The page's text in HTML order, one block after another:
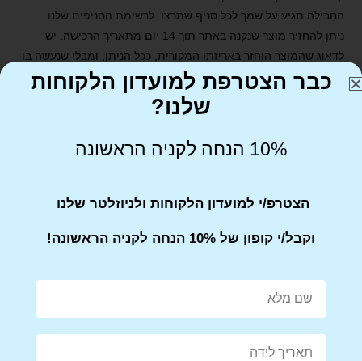
החבילה תגיע על שמך לכל סניף שתרצו.לרשימת הסניפים שלנו.
ניתן להחזיר מוצר שנקנה באתר תוך 14 יום מתאריך הרכישה. יש
לדאוג שהמוצר הוחזר באריזתו המקורית, ככל הניתן, ומבלי שנעשה בו
שימוש ו/או נגרם פגם או נזק.
Tweet This Product
Share on Facebook
Pin This Product
כבר הצטרפת למועדון הלקוחות
שלנו?
10% הנחה לקניה הראשונה
הצטרפ/י למועדון הלקוחות ולניוזלטר שלנו
וקבל/י קופון של 10% הנחה לקניה הראשונה!